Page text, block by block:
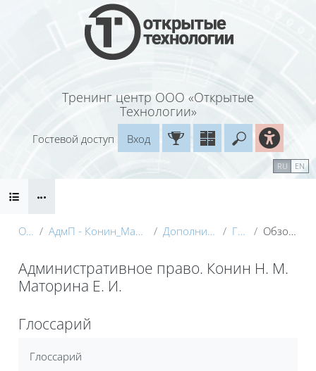
Перейти к основному содержанию
Тренинг центр ООО «Открытые
Технологии»
Введите
Гостевой доступ
Вход
RU EN
Блоки
О курсе АдмП - Конин_Маторина (Электронный курс)_Демо Дополнительные материалы Глоссарий Обзор по алфавиту
Административное право. Конин Н. М.
Маторина Е. И.
Глоссарий
Глоссарий